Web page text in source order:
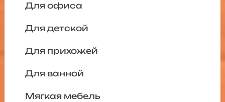
Для офиса
Для детской
Для прихожей
Для ванной
Мягкая мебель